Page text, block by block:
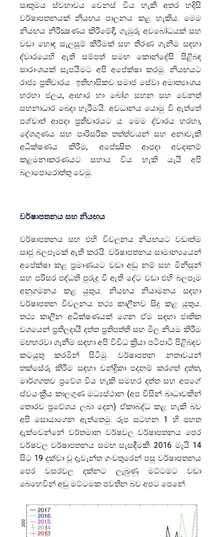
සෘතුමය ස්වභාවය වෙනස් විය හැකි අතර හදිසි
වර්ෂාපතනයක් නියඟය පාලනය කළ හැකිය. මෙම
නියඟය නිරීක්‍ෂණය කිරීමේදී, ගැඹුරු අවබෝධයක් සහ
වඩා හොඳ සැලසුම් කිරීමක් සහ තීරණ ගැනීම සඳහා
ද්වාරයෙහි ඇති සම්පත් සමඟ කොන්දේසි පිළිබඳ
සාරාංශයක් සැපයීමට අපි අපේක්ෂා කරමු. නියඟයට
රාජ්‍ය ප්‍රතිචාරය ඉතිහාසිකව සමාජ සේවා අමාත්‍යාංශය
හරහා ජලය, ආහාර හා බෝග සහන සහ වෙනත්
සහනාධාර බෙදා හැරීමයි. අවධානය යොමු වී ඇත්තේ
පශ්චාත් ආපදා ප්‍රතිචාරයට ය. මෙම ද්වාරය හරහා,
දේශගුණය සහ පාරිසරික තත්ත්වයන් සහ අනාවැකි
අධීක්ෂණය කිරීම, අපේක්‍ෂිත ආපදා අවදානම්
කළමනාකරණයට සහාය විය හැකි යැයි අපි
බලාපොරොත්තු වෙමු.
වර්ෂාපතනය සහ නියඟය
වර්ෂාපතනය සහ එහි විචලනය නියඟයට වඩාත්ම
සෘජු බලපෑමක් ඇති කරයි. වර්ෂාපතනය සාමාන්‍යයෙන්
අපේක්ෂා කළ ප්‍රමාණයට වඩා අඩු නම් සහ මිනිසුන්
සහ පරිසර පද්ධති පුරුදු වී ඇති දේට වඩා එහි බලපෑම
අනුගමනය කළ යුතුය. නියඟය නියාමනය සඳහා
වර්ෂාපතන විචලනය තථ්‍ය කාලීනව සිදු කළ යුතුය.
තථ්‍ය කාලීන අධීක්ෂණයක් ගෙන ඒම සඳහා ජාතික
වශයෙන් ප්‍රතිලදායී දත්ත ප්‍රතිපත්ති සහ මිල නියම කිරීම
මඟහරවා ගැනීම සඳහා අපි විවිධ ක්‍රියා පටිපාටි පිළිබඳව
කටයුතු කරමින් සිටිමු. වර්ෂාපතන .නතාවයන්
තක්සේරු කිරීම සඳහා චන්ද්‍රිකා පදනම් කරගත් දත්ත,
මාර්ගගතව ප්‍රවේශ විය හැකි සමහර දත්ත සහ අපගේ
ස්වයංක්‍රීය කාලගුණ මධ්‍යස්ථාන (අප විසින් බාධාවකින්
තොරව ප්‍රවේශය ලබා දෙන) ඒකාබද්ධ කළ හැකි බව
අපි සොයාගෙන ඇත්තෙමු. රූප සටහන 1 හි පහත
දැක්වෙන්නේ වර්තමාන වර්ෂවල වර්ෂාපතනය පෙර
වර්ෂවල වර්ෂාපතනය සමඟ සැසඳීමකි. 2016 මැයි 14
සිට 19 දක්වා වූ දැවැන්ත ගංවතුරෙන් පසු වර්ෂාපතනය
පෙර වසරවල දක්නට ලැබුණු මට්ටමට වඩා
බෙහෙවින් අඩු මට්ටමක පවතින බව අපට පෙනේ.